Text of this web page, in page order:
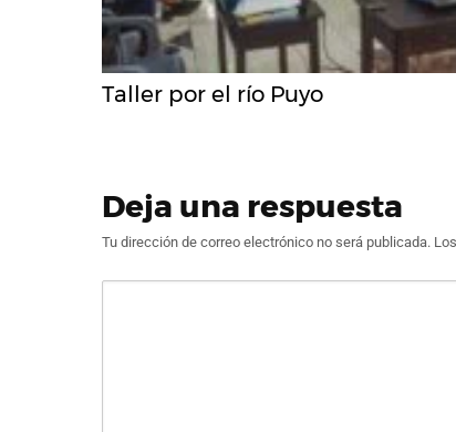
Taller por el río Puyo
Deja una respuesta
Tu dirección de correo electrónico no será publicada.